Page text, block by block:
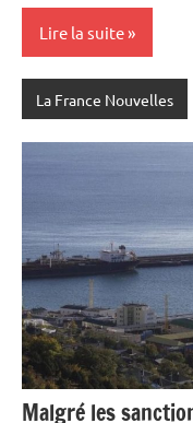
Lire la suite
La France Nouvelles
Malgré les